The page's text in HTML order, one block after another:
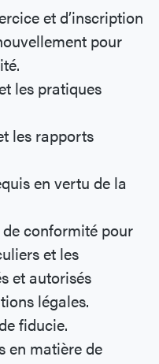
et d’inscription
pour
les pratiques
les rapports
en vertu de la
conformité pour
et les
et autorisés
légales.
fiducie.
en matière de